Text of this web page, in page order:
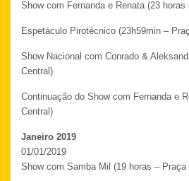
Show com Fernanda e Renata (23 horas
Espetáculo Pirotécnico (23h59min –
Show Nacional com Conrado &
Central)
Continuação do Show com Fernanda e
Central)
Janeiro 2019
01/01/2019
Show com Samba Mil (19 horas – Praça